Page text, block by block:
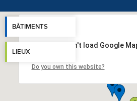
BÂTIMENTS
LIEUX
This page can't load Google
Do you own this website?